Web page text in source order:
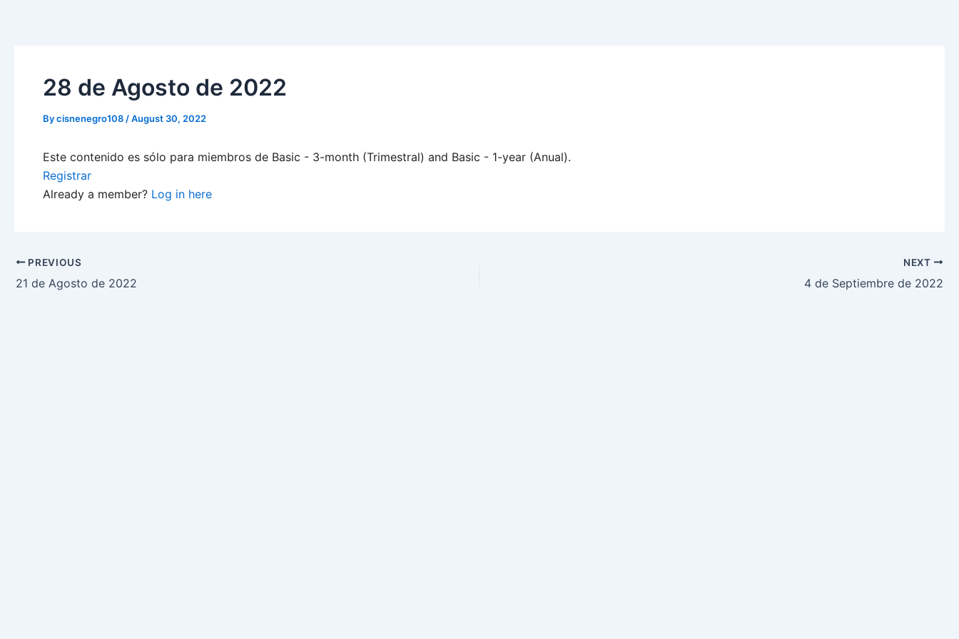
28 de Agosto de 2022
Bycisnenegro108 /August 30, 2022
Este contenido es sólo para miembros de Basic - 3-month (Trimestral) and Basic - 1-year (Anual).
Registrar
Already a member? Log in here
PREVIOUS
21 de Agosto de 2022
NEXT
4 de Septiembre de 2022